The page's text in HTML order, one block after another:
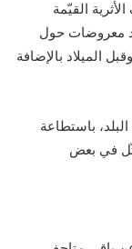
القيّمة
معروضات حول
الميلاد بالإضافة
باستطاعة
في بعض